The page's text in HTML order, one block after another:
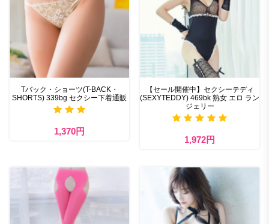
Tバック・ショーツ(T-BACK・
SHORTS) 339bg セクシー下着通販
1,370円
【セール開催中】セクシーテディ
(SEXYTEDDY) 469bk 熟女 エロ ラン
ジェリー
1,972円